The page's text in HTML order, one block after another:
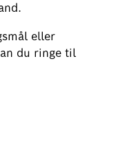
eller
du ringe til